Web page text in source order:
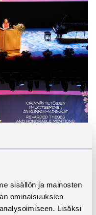
sisällön ja mainosten
ominaisuuksien
Lisäksi